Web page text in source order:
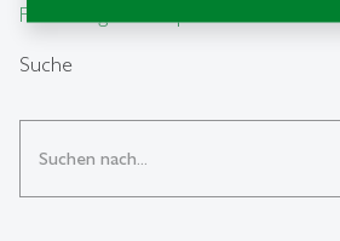
From insight to impact.
Suche